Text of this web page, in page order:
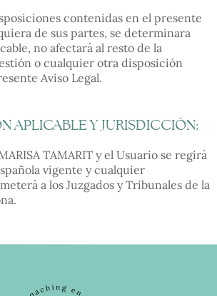
contenidas en el presente
de sus partes, se determinara
no afectará al resto de la
o cualquier otra disposición
Aviso Legal.
APLICABLE Y JURISDICCIÓN:
TAMARIT y el Usuario se regirá
vigente y cualquier
a los Juzgados y Tribunales de la